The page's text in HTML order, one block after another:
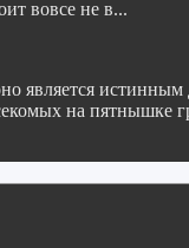
вовсе не в...
на пятнышке